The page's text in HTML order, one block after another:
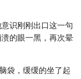
识刚刚出口这一句
的眼一黑，再次晕
袋，缓缓的坐了起